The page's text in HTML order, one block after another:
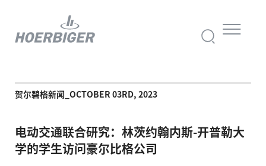
贺尔碧格新闻_OCTOBER 03RD, 2023
电动交通联合研究：林茨约翰内斯-开普勒大
学的学生访问豪尔比格公司